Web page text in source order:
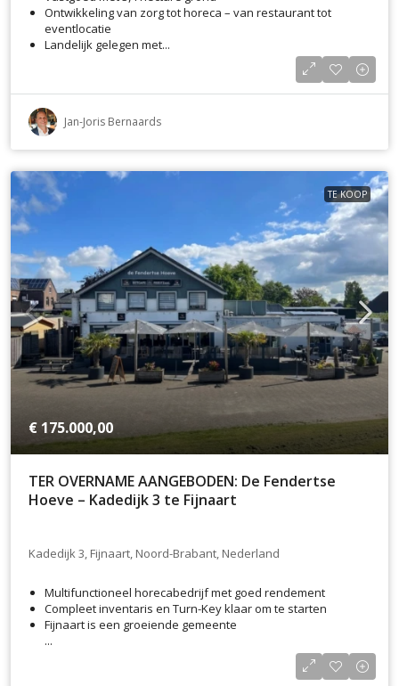
Ontwikkeling van zorg tot horeca – van restaurant tot
eventlocatie
Landelijk gelegen met...
Jan-Joris Bernaards
TE KOOP
€ 175.000,00
TER OVERNAME AANGEBODEN: De Fendertse
Hoeve – Kadedijk 3 te Fijnaart
Kadedijk 3, Fijnaart, Noord-Brabant, Nederland
Multifunctioneel horecabedrijf met goed rendement
Compleet inventaris en Turn-Key klaar om te starten
Fijnaart is een groeiende gemeente
...